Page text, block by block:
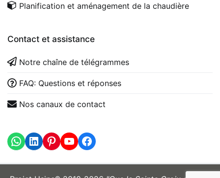
Planification et aménagement de la chaudière
Contact et assistance
Notre chaîne de télégrammes
FAQ: Questions et réponses
Nos canaux de contact
WhatsApp
LinkedInhttps://